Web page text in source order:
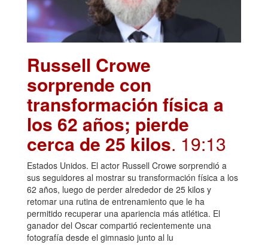
Russell Crowe
sorprende con
transformación física a
los 62 años; pierde
cerca de 25 kilos. 19:13
Estados Unidos. El actor Russell Crowe sorprendió a
sus seguidores al mostrar su transformación física a los
62 años, luego de perder alrededor de 25 kilos y
retomar una rutina de entrenamiento que le ha
permitido recuperar una apariencia más atlética. El
ganador del Oscar compartió recientemente una
fotografía desde el gimnasio junto al lu